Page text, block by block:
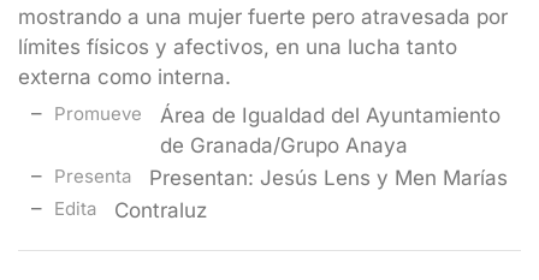
mostrando a una mujer fuerte pero atravesada por
límites físicos y afectivos, en una lucha tanto
externa como interna.
Promueve
Área de Igualdad del Ayuntamiento
de Granada/Grupo Anaya
Presenta Presentan: Jesús Lens y Men Marías
Edita Contraluz